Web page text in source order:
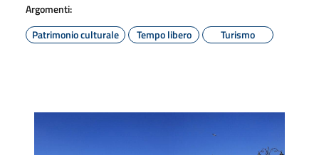
Argomenti:
Patrimonio culturale
Tempo libero Turismo